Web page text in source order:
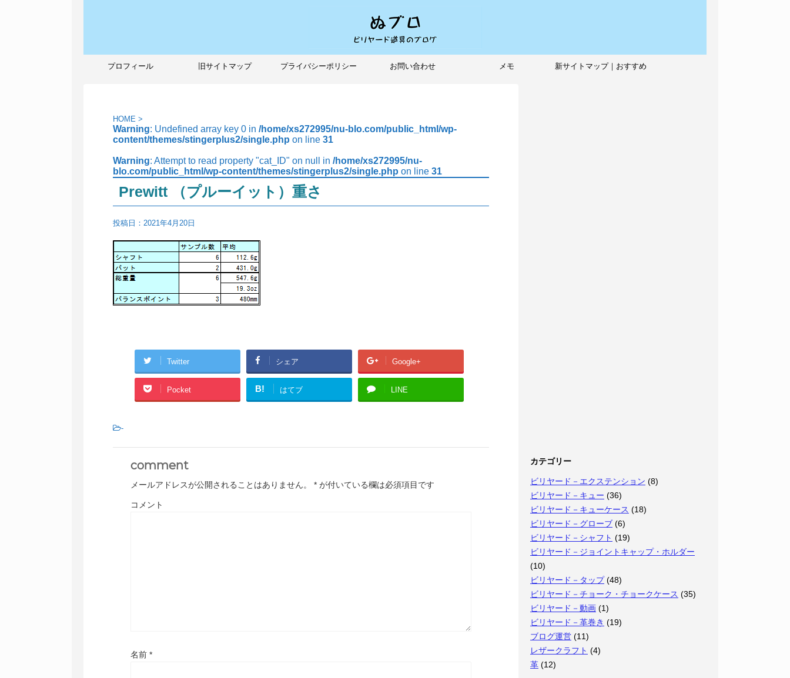
プロフィール 旧サイトマップ プライバシーポリシー お問い合わせ メモ 新サイトマップ｜おすすめ
HOME >
Warning: Undefined array key 0 in /home/xs272995/nu-blo.com/public_html/wp-
content/themes/stingerplus2/single.php on line 31
Warning: Attempt to read property "cat_ID" on null in /home/xs272995/nu-
blo.com/public_html/wp-content/themes/stingerplus2/single.php on line 31
Prewitt （プルーイット）重さ
投稿日： 2021年4月20日
Twitter シェア Google+
Pocket B! はてブ LINE
-
comment
メールアドレスが公開されることはありません。 * が付いている欄は必須項目です
コメント
名前 *
カテゴリー
ビリヤード－エクステンション (8)
ビリヤード－キュー (36)
ビリヤード－キューケース (18)
ビリヤード－グローブ (6)
ビリヤード－シャフト (19)
ビリヤード－ジョイントキャップ・ホルダー
(10)
ビリヤード－タップ(48)
ビリヤード－チョーク・チョークケース (35)
ビリヤード－動画 (1)
ビリヤード－革巻き (19)
ブログ運営 (11)
レザークラフト (4)
革 (12)